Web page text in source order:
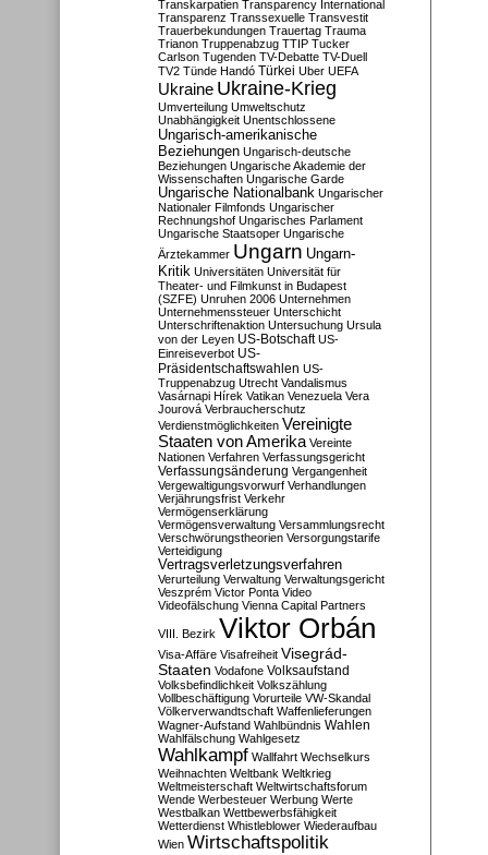
Transkarpatien Transparency International
Transparenz Transsexuelle Transvestit
Trauerbekundungen Trauertag Trauma
Trianon Truppenabzug TTIP Tucker
Carlson Tugenden TV-Debatte TV-Duell
TV2 Tünde Handó Türkei Uber UEFA
Ukraine Ukraine-Krieg
Umverteilung Umweltschutz
Unabhängigkeit Unentschlossene
Ungarisch-amerikanische
Beziehungen Ungarisch-deutsche
Beziehungen Ungarische Akademie der
Wissenschaften Ungarische Garde
Ungarische Nationalbank Ungarischer
Nationaler Filmfonds Ungarischer
Rechnungshof Ungarisches Parlament
Ungarische Staatsoper Ungarische
Ärztekammer Ungarn Ungarn-
Kritik Universitäten Universität für
Theater- und Filmkunst in Budapest
(SZFE) Unruhen 2006 Unternehmen
Unternehmenssteuer Unterschicht
Unterschriftenaktion Untersuchung Ursula
von der Leyen US-Botschaft US-
Einreiseverbot US-
Präsidentschaftswahlen US-
Truppenabzug Utrecht Vandalismus
Vasárnapi Hírek Vatikan Venezuela Vera
Jourová Verbraucherschutz
Verdienstmöglichkeiten Vereinigte
Staaten von Amerika Vereinte
Nationen Verfahren Verfassungsgericht
Verfassungsänderung Vergangenheit
Vergewaltigungsvorwurf Verhandlungen
Verjährungsfrist Verkehr
Vermögenserklärung
Vermögensverwaltung Versammlungsrecht
Verschwörungstheorien Versorgungstarife
Verteidigung
Vertragsverletzungsverfahren
Verurteilung Verwaltung Verwaltungsgericht
Veszprém Victor Ponta Video
Videofälschung Vienna Capital Partners
VIII. Bezirk Viktor Orbán
Visa-Affäre Visafreiheit Visegrád-
Staaten Vodafone Volksaufstand
Volksbefindlichkeit Volkszählung
Vollbeschäftigung Vorurteile VW-Skandal
Völkerverwandtschaft Waffenlieferungen
Wagner-Aufstand Wahlbündnis Wahlen
Wahlfälschung Wahlgesetz
Wahlkampf Wallfahrt Wechselkurs
Weihnachten Weltbank Weltkrieg
Weltmeisterschaft Weltwirtschaftsforum
Wende Werbesteuer Werbung Werte
Westbalkan Wettbewerbsfähigkeit
Wetterdienst Whistleblower Wiederaufbau
Wien Wirtschaftspolitik